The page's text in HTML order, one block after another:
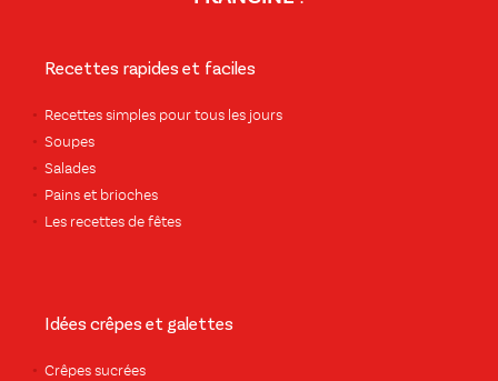
Recettes rapides et faciles
Recettes simples pour tous les jours
Soupes
Salades
Pains et brioches
Les recettes de fêtes
Idées crêpes et galettes
Crêpes sucrées